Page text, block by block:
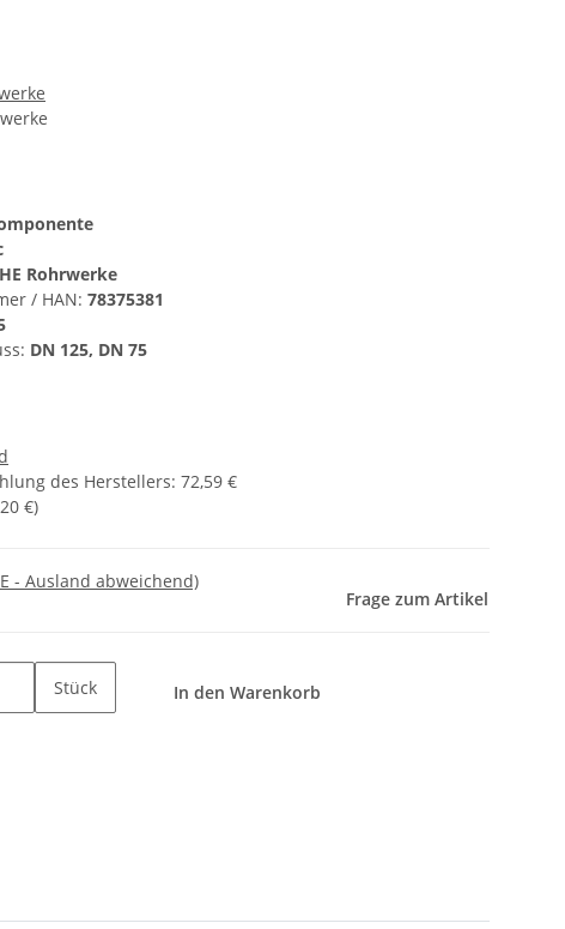
Rohrwerke
/ HAN: 78375381
DN 125, DN 75
des Herstellers: 72,59 €
€)
- Ausland abweichend)
Frage zum Artikel
Stück In den Warenkorb